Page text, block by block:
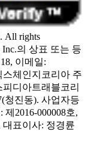
All rights
Inc.의 상표 또는 등
이메일:
체인지코리아 주
피디아트래블코리
청진동). 사업자등
2016-000008호,
대표이사: 정경륜